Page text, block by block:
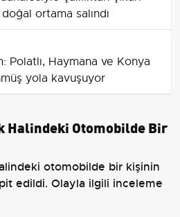
doğal ortama salındı
Polatlı, Haymana ve Konya
yola kavuşuyor
Halindeki Otomobilde Bir
otomobilde bir kişinin
edildi. Olayla ilgili inceleme